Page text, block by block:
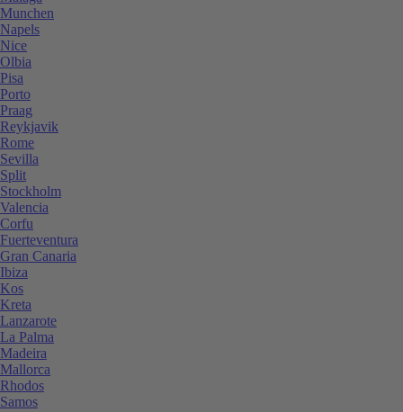
Munchen
Napels
Nice
Olbia
Pisa
Porto
Praag
Reykjavik
Rome
Sevilla
Split
Stockholm
Valencia
Corfu
Fuerteventura
Gran Canaria
Ibiza
Kos
Kreta
Lanzarote
La Palma
Madeira
Mallorca
Rhodos
Samos